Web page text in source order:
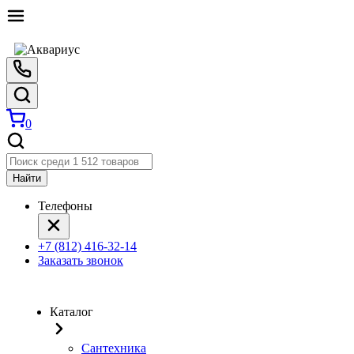
0
Найти
Телефоны
+7 (812) 416-32-14
Заказать звонок
Каталог
Сантехника